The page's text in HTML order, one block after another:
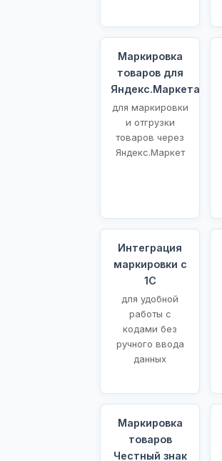
Маркировка
товаров для
Яндекс.Маркета
для маркировки
и отгрузки
товаров через
Яндекс.Маркет
Интеграция
маркировки с
1С
для удобной
работы с
кодами без
ручного ввода
данных
Маркировка
товаров
Честный знак